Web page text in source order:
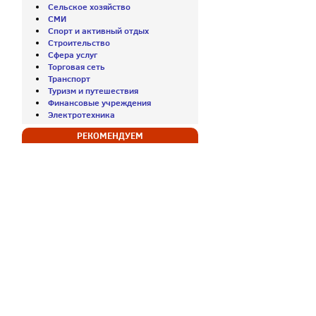
Сельское хозяйство
СМИ
Спорт и активный отдых
Строительство
Сфера услуг
Торговая сеть
Транспорт
Туризм и путешествия
Финансовые учреждения
Электротехника
РЕКОМЕНДУЕМ